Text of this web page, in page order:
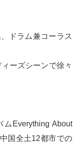
ドラム兼コーラス
ーズシーンで徐々
Everything About
国全土12都市での